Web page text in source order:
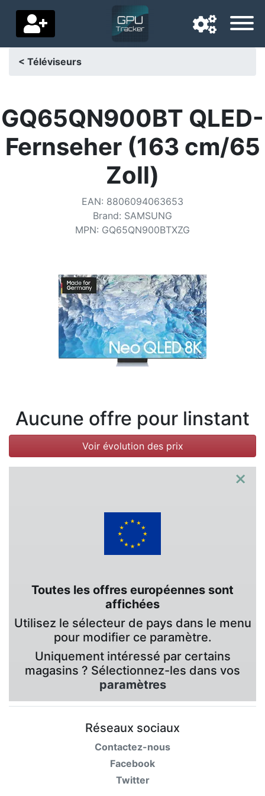
Pays de livraison
Accueil
Catégories
< Téléviseurs
GQ65QN900BT QLED-
Fernseher (163 cm/65
Zoll)
EAN: 8806094063653
Brand: SAMSUNG
MPN: GQ65QN900BTXZG
Aucune offre pour linstant
Voir évolution des prix
×
Toutes les offres européennes sont
affichées
Utilisez le sélecteur de pays dans le menu
pour modifier ce paramètre.
Uniquement intéressé par certains
magasins ? Sélectionnez-les dans vos
paramètres
Réseaux sociaux
Contactez-nous
Facebook
Twitter